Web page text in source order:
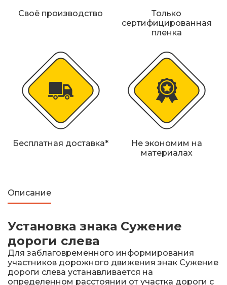
Своё производство
Только
сертифицированная
пленка
Бесплатная доставка*
Не экономим на
материалах
Описание
Установка знака Сужение
дороги слева
Для заблаговременного информирования
участников дорожного движения знак Сужение
дороги слева устанавливается на
определенном расстоянии от участка дороги с